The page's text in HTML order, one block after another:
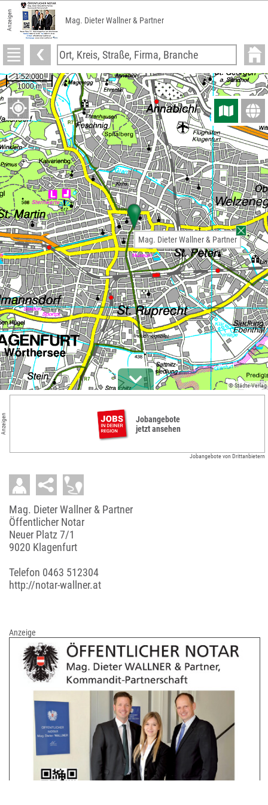
Anzeigen Mag. Dieter Wallner & Partner
© Städte-Verlag
Mag. Dieter Wallner & Partner
Anzeigen
Jobangebote
jetzt ansehen
Jobangebote von Drittanbietern
Mag. Dieter Wallner & Partner
Öffentlicher Notar
Neuer Platz 7/1
9020 Klagenfurt
Telefon 0463 512304
http://notar-wallner.at
Anzeige